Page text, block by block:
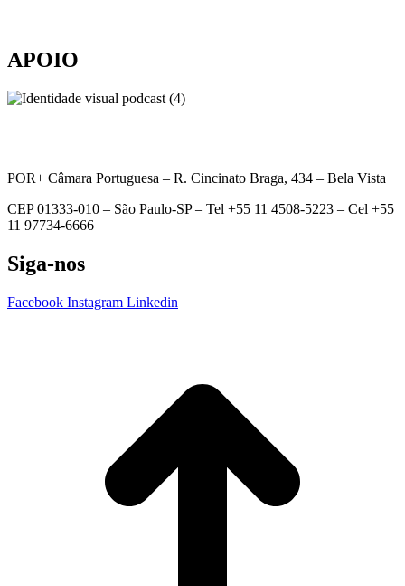
APOIO
POR+ Câmara Portuguesa – R. Cincinato Braga, 434 – Bela Vista
CEP 01333-010 – São Paulo-SP – Tel +55 11 4508-5223 – Cel +55
11 97734-6666
Siga-nos
Facebook Instagram Linkedin